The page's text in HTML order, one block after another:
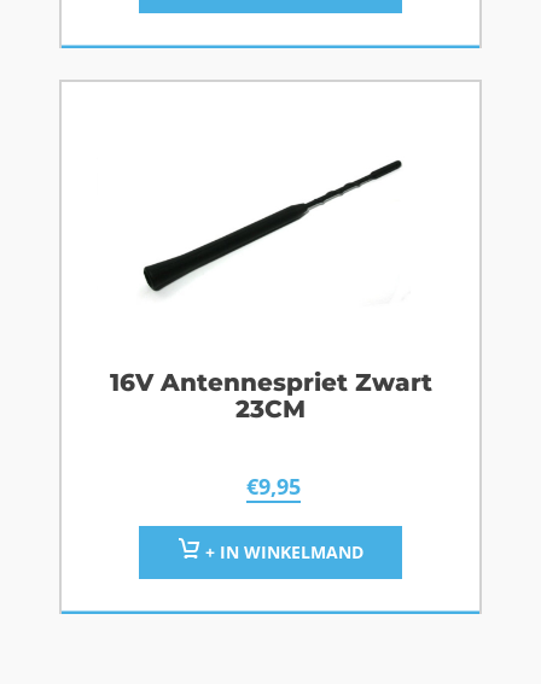
16V Antennespriet Zwart
23CM
€9,95
+ IN WINKELMAND